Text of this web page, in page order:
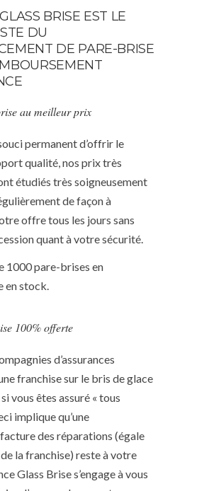
BRISE EST LE
DU
DE PARE-BRISE
au meilleur prix
permanent d’offrir le
qualité, nos prix très
étudiés très soigneusement
de façon à
offre tous les jours sans
quant à votre sécurité.
1000 pare-brises en
en stock.
100% offerte
d’assurances
franchise sur le bris de glace
vous êtes assuré « tous
implique qu’une
des réparations (égale
la franchise) reste à votre
Glass Brise s’engage à vous